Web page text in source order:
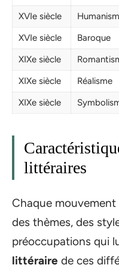
XVIe siècle
XVIe siècle
Baroque
XIXe siècle
XIXe siècle
Réalisme
XIXe siècle
littéraires
Chaque
des thèmes, des
préoccupations qui
littéraire de ces